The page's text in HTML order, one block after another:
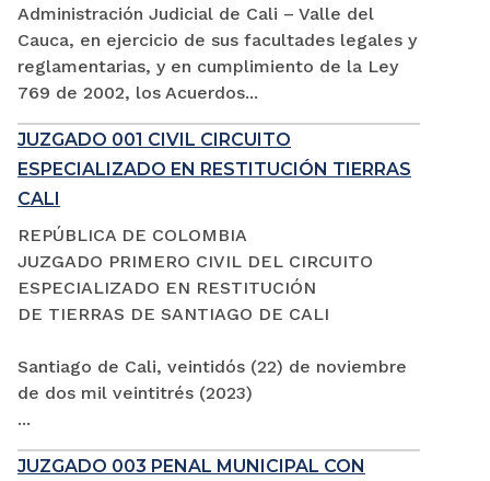
Administración Judicial de Cali – Valle del
Cauca, en ejercicio de sus facultades legales y
reglamentarias, y en cumplimiento de la Ley
769 de 2002, los Acuerdos...
JUZGADO 001 CIVIL CIRCUITO
ESPECIALIZADO EN RESTITUCIÓN TIERRAS
CALI
REPÚBLICA DE COLOMBIA
JUZGADO PRIMERO CIVIL DEL CIRCUITO
ESPECIALIZADO EN RESTITUCIÓN
DE TIERRAS DE SANTIAGO DE CALI
Santiago de Cali, veintidós (22) de noviembre
de dos mil veintitrés (2023)
...
JUZGADO 003 PENAL MUNICIPAL CON